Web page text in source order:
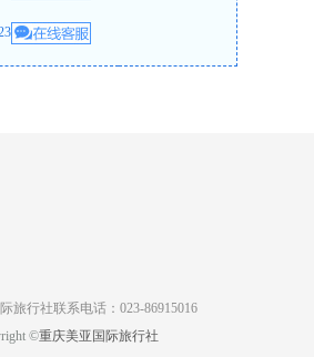
旅行社联系电话：023-86915016
©重庆美亚国际旅行社